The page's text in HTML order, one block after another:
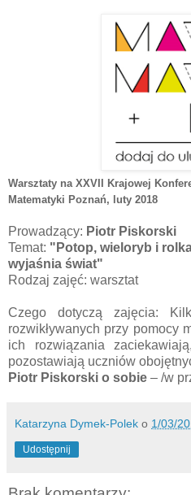
Warsztaty na XXVII Krajowej
Matematyki Poznań, luty 2018
Prowadzący: Piotr Piskorski
Temat: "Potop, wieloryb i
wyjaśnia świat"
Rodzaj zajęć: warsztat
Czego dotyczą zajęcia:
rozwikływanych przy pomocy
ich rozwiązania
pozostawiają uczniów
Piotr Piskorski o sobie – /w
Katarzyna Dymek-Polek o 1/03/
Udostępnij